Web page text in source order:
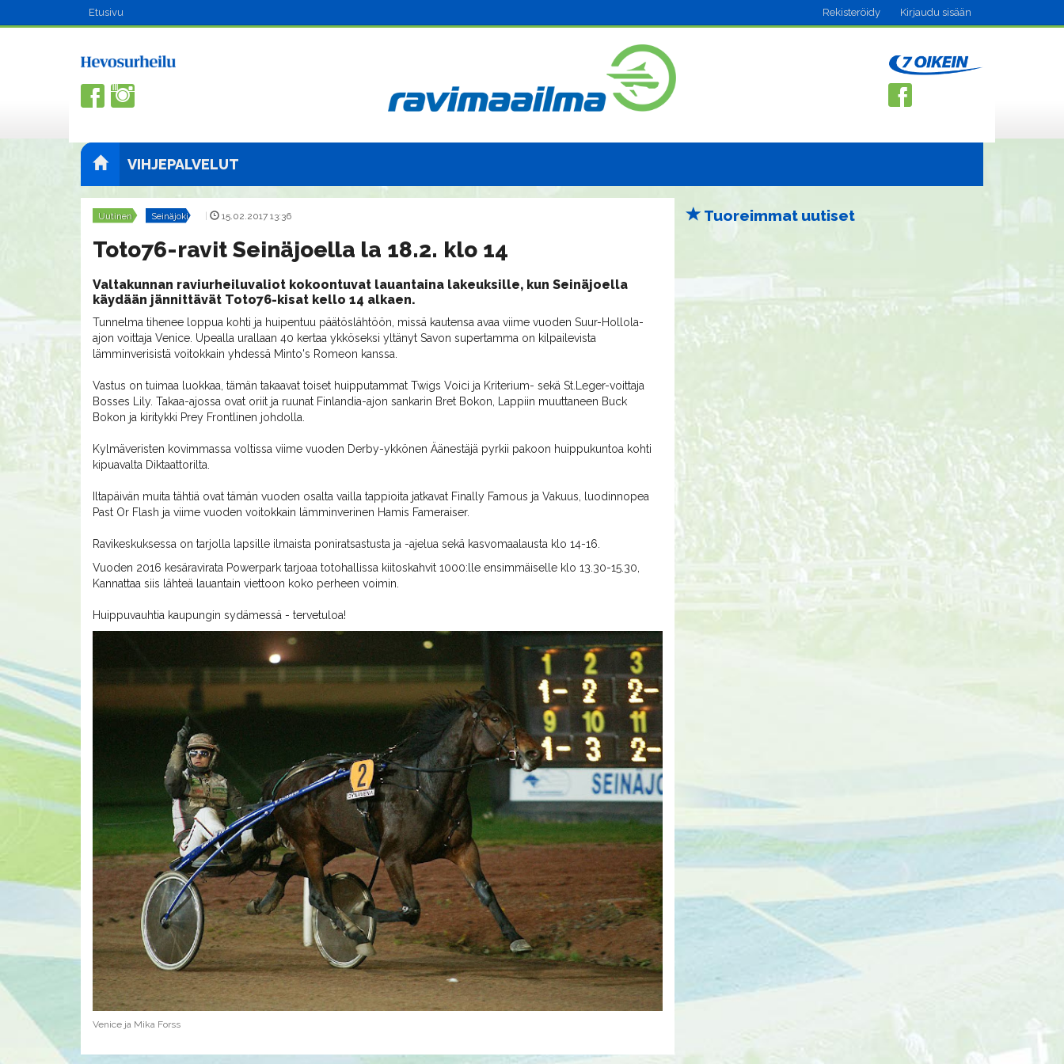
Etusivu Rekisteröidy Kirjaudu sisään
VIHJEPALVELUT
Uutinen Seinäjoki 15.02.2017 13:36
Toto76-ravit Seinäjoella la 18.2. klo 14
Valtakunnan raviurheiluvaliot kokoontuvat lauantaina lakeuksille, kun Seinäjoella
käydään jännittävät Toto76-kisat kello 14 alkaen.
Tunnelma tihenee loppua kohti ja huipentuu päätöslähtöön, missä kautensa avaa viime vuoden Suur-Hollola-
ajon voittaja Venice. Upealla urallaan 40 kertaa ykköseksi yltänyt Savon supertamma on kilpailevista
lämminverisistä voitokkain yhdessä Minto's Romeon kanssa.
Vastus on tuimaa luokkaa, tämän takaavat toiset huipputammat Twigs Voici ja Kriterium- sekä St.Leger-voittaja
Bosses Lily. Takaa-ajossa ovat oriit ja ruunat Finlandia-ajon sankarin Bret Bokon, Lappiin muuttaneen Buck
Bokon ja kiritykki Prey Frontlinen johdolla.
Kylmäveristen kovimmassa voltissa viime vuoden Derby-ykkönen Äänestäjä pyrkii pakoon huippukuntoa kohti
kipuavalta Diktaattorilta.
Iltapäivän muita tähtiä ovat tämän vuoden osalta vailla tappioita jatkavat Finally Famous ja Vakuus, luodinnopea
Past Or Flash ja viime vuoden voitokkain lämminverinen Hamis Fameraiser.
Ravikeskuksessa on tarjolla lapsille ilmaista poniratsastusta ja -ajelua sekä kasvomaalausta klo 14-16.
Vuoden 2016 kesäravirata Powerpark tarjoaa totohallissa kiitoskahvit 1000:lle ensimmäiselle klo 13.30-15.30,
Kannattaa siis lähteä lauantain viettoon koko perheen voimin.
Huippuvauhtia kaupungin sydämessä - tervetuloa!
Venice ja Mika Forss
Tuoreimmat uutiset